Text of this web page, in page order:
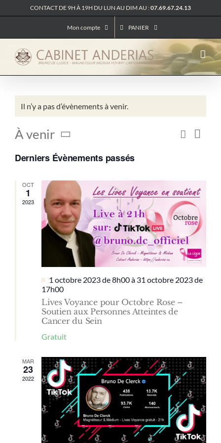
au
CONTACT DE 9H À 19H DU LUN AU DIM AU :07.69.67.24.13
Mon compte PANIER
Il n’y a pas d’évènements à venir.
vues
de
Liste
À venir
une
Derniers Évènements passés
OCT
1
2023
Mis
en
avant
1 octobre 2023 de 8h00à 31 octobre 2023 de
17h00
Lives Voyance pour Octobre Rose –
Soutien aux Personnes Atteintes de
Cancer du Sein
Gratuit
MAR
23
2022